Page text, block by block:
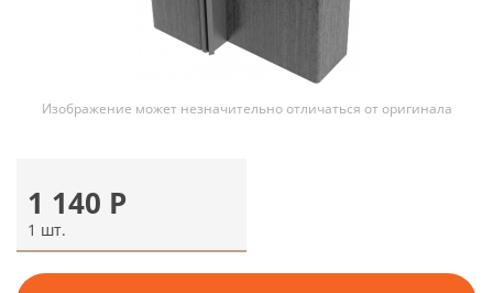
Изображение может незначительно отличаться от оригинала
1 140 Р
1 шт.